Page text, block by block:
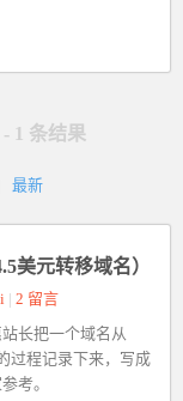
- 1 条结果
最新
美元转移域名）
| 2 留言
站长把一个域名从
过程记录下来，写成
考。